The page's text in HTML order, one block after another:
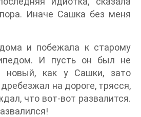
Иначе Сашка без меня
и побежала к старому
И пусть он был не
новый, как у Сашки, зато
на дороге, трясся,
что вот-вот развалится.